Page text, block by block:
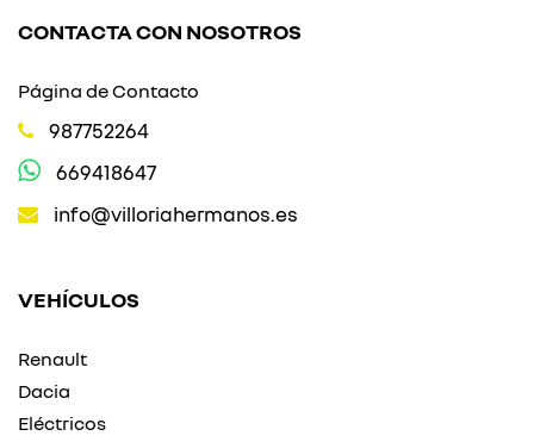
CONTACTA CON NOSOTROS
Página de Contacto
987752264
669418647
info@villoriahermanos.es
VEHÍCULOS
Renault
Dacia
Eléctricos